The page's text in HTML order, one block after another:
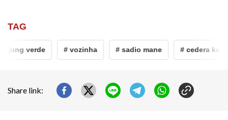
TAG
verde # vozinha # sadio mane # cedera kepala
Share link: